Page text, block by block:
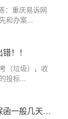
：重庆易诉网
和办案...
！！
（垃圾），收
投标...
【问答】投标保函多久能开出来，投标保函一般几天出来？